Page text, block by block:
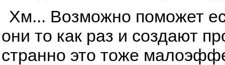
Хм... Возможно поможет
они то как раз и создают
странно это тоже